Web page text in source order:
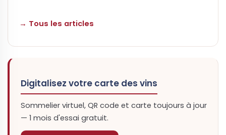
→ Tous les articles
Digitalisez votre carte des vins
Sommelier virtuel, QR code et carte toujours à jour
— 1 mois d'essai gratuit.